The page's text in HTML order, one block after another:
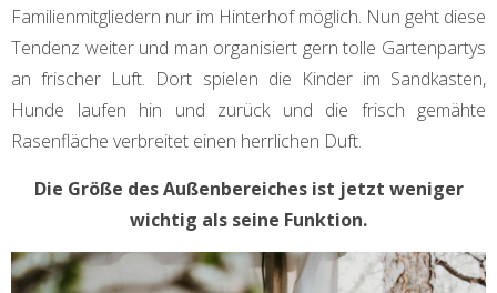
Familienmitgliedern nur im Hinterhof möglich. Nun geht diese
Tendenz weiter und man organisiert gern tolle Gartenpartys
an frischer Luft. Dort spielen die Kinder im Sandkasten,
Hunde laufen hin und zurück und die frisch gemähte
Rasenfläche verbreitet einen herrlichen Duft.
Die Größe des Außenbereiches ist jetzt weniger
wichtig als seine Funktion.